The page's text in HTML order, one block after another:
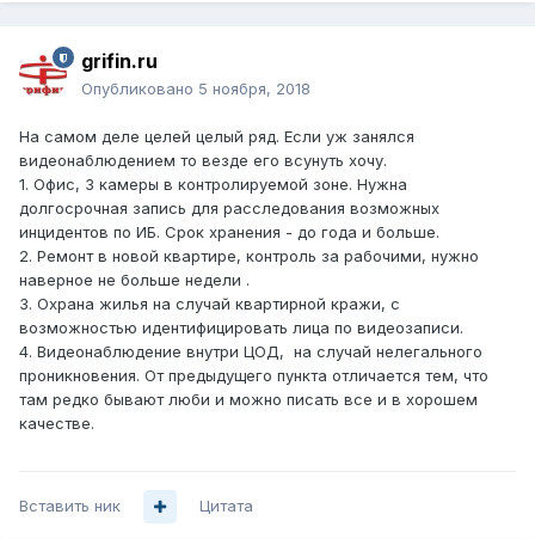
grifin.ru
Опубликовано 5 ноября, 2018
На самом деле целей целый ряд. Если уж занялся
видеонаблюдением то везде его всунуть хочу.
1. Офис, 3 камеры в контролируемой зоне. Нужна
долгосрочная запись для расследования возможных
инцидентов по ИБ. Срок хранения - до года и больше.
2. Ремонт в новой квартире, контроль за рабочими, нужно
наверное не больше недели .
3. Охрана жилья на случай квартирной кражи, с
возможностью идентифицировать лица по видеозаписи.
4. Видеонаблюдение внутри ЦОД, на случай нелегального
проникновения. От предыдущего пункта отличается тем, что
там редко бывают люби и можно писать все и в хорошем
качестве.
Вставить ник Цитата